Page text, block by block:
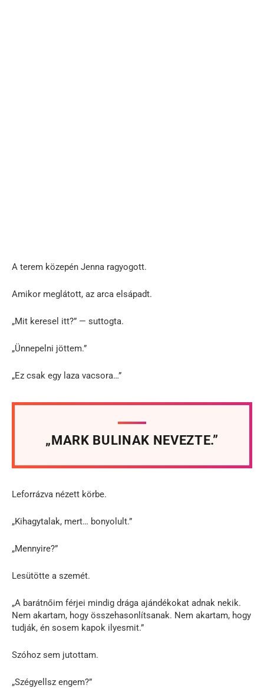
A terem közepén Jenna ragyogott.
Amikor meglátott, az arca elsápadt.
„Mit keresel itt?” — suttogta.
„Ünnepelni jöttem.”
„Ez csak egy laza vacsora…”
„MARK BULINAK NEVEZTE.”
Leforrázva nézett körbe.
„Kihagytalak, mert… bonyolult.”
„Mennyire?”
Lesütötte a szemét.
„A barátnőim férjei mindig drága ajándékokat adnak nekik.
Nem akartam, hogy összehasonlítsanak. Nem akartam, hogy
tudják, én sosem kapok ilyesmit.”
Szóhoz sem jutottam.
„Szégyellsz engem?”